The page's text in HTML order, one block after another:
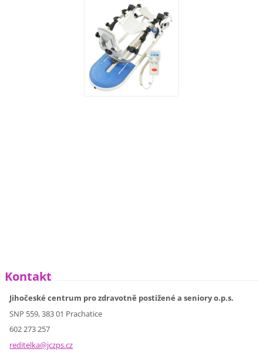
Kontakt
Jihočeské centrum pro zdravotně postižené a seniory o.p.s.
SNP 559, 383 01 Prachatice
602 273 257
reditelka@jczps.cz